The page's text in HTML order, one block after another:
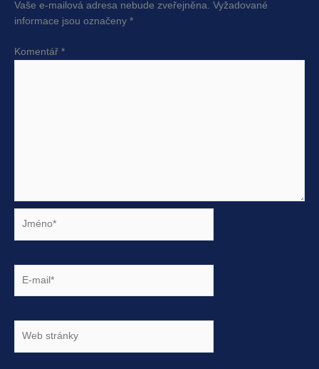
Vaše e-mailová adresa nebude zveřejněna. Vyžadované
informace jsou označeny *
Komentář *
mail*